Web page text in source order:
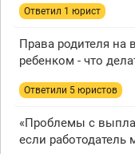
Ответил 1 юрист
Права родителя на
ребенком - что
Ответили 5 юристов
«Проблемы с
если работодатель